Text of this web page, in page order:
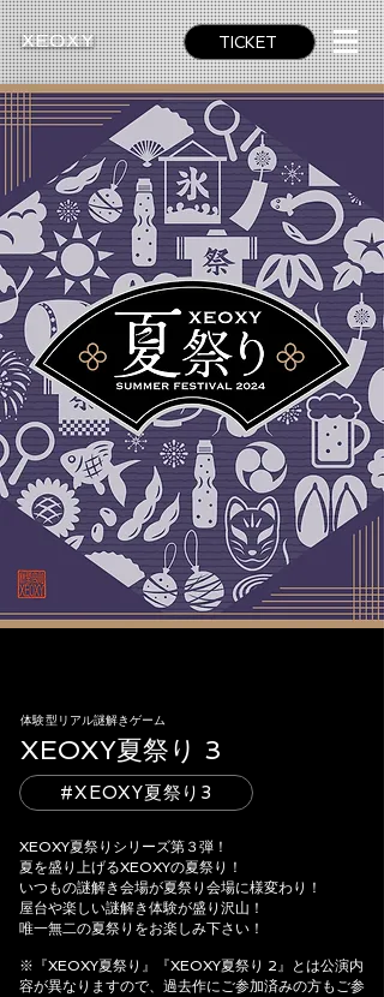
TICKET
​体験型リアル謎解きゲーム
XEOXY夏祭り 3
XEOXY夏祭りシリーズ第３弾！
夏を盛り上げるXEOXYの夏祭り！
いつもの謎解き会場が夏祭り会場に様変わり！
屋台や楽しい謎解き体験が盛り沢山！
唯一無二の夏祭りをお楽しみ下さい！
※『XEOXY夏祭り』『XEOXY夏祭り 2』とは公演内
容が異なりますので、過去作にご参加済みの方もご参
#XEOXY夏祭り3